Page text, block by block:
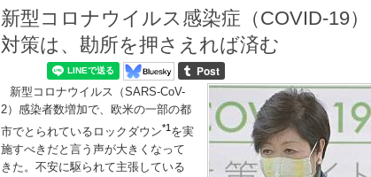
新型コロナウイルス感染症（COVID-19）
対策は、勘所を押さえれば済む
新型コロナウイルス（SARS-CoV-
2）感染者数増加で、欧米の一部の都
市でとられているロックダウン*1 を実
施すべきだと言う声が大きくなって
きた。不安に駆られて主張している